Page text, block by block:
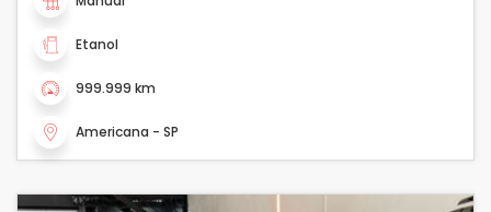
Etanol
999.999 km
Americana - SP